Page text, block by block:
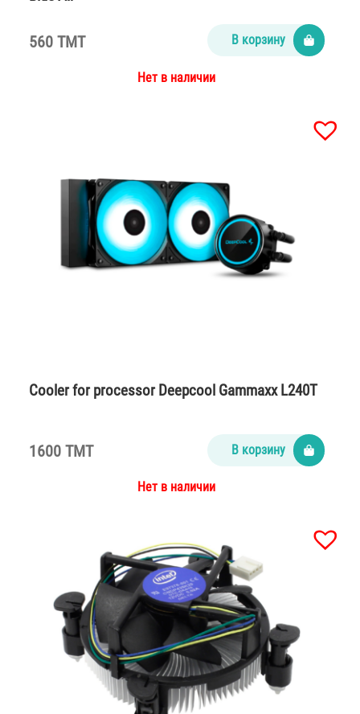
560 TMT В корзину
Нет в наличии
Cooler for processor Deepcool Gammaxx L240T
1600 TMT В корзину
Нет в наличии